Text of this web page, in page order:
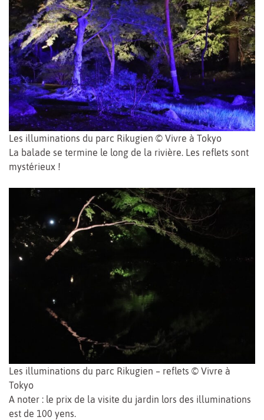
Les illuminations du parc Rikugien © Vivre à Tokyo
La balade se termine le long de la rivière. Les reflets sont
mystérieux !
Les illuminations du parc Rikugien – reflets © Vivre à
Tokyo
A noter : le prix de la visite du jardin lors des illuminations
est de 100 yens.